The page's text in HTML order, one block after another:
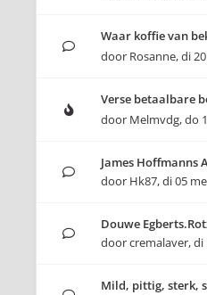
Waar koffie van
door Rosanne,di
Verse betaalbare
door Melmvdg,do
James Hoffmanns
door Hk87,di 05
Douwe
doorcremalaver,di
Mild, pittig, sterk,